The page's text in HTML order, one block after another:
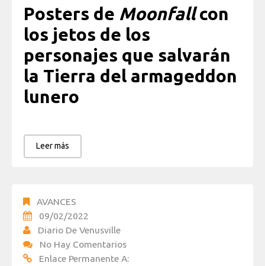
Posters de Moonfallcon
los jetos de los
personajes que salvarán
la Tierra del armageddon
lunero
Leer más
AVANCES
09/02/2022
Diario De Venusville
No Hay Comentarios
Enlace Permanente A: